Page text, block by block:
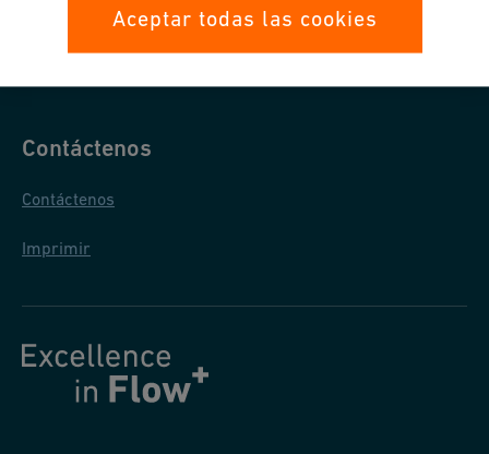
Condiciones Generales de Venta
Contáctenos
Contáctenos
Imprimir
Aceptar todas las cookies